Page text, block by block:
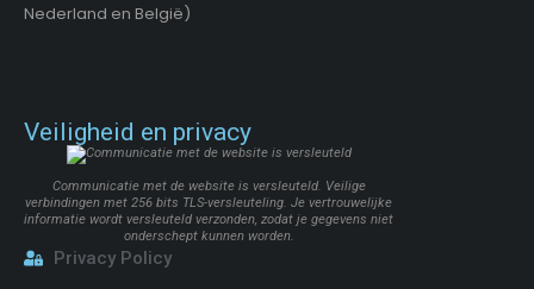
Nederland en België)
Veiligheid en privacy
Communicatie met de website is versleuteld. Veilige
verbindingen met 256 bits TLS-versleuteling. Je vertrouwelijke
informatie wordt versleuteld verzonden, zodat je gegevens niet
onderschept kunnen worden.
Privacy Policy